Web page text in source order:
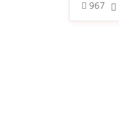
967